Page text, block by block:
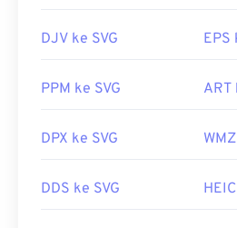
dapat melihat teks terkait
Anda dapat menggunakan
untuk menginstal plugin
SVG
DJV ke SVG EPS
PPM ke SVG ART
DPX ke SVG
DDS ke SVG